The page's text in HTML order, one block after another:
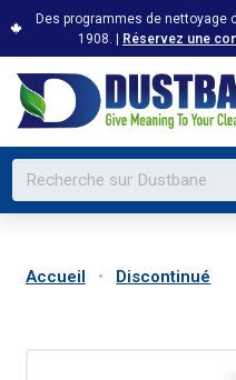
Des programmes de nettoyage
1908. | Réservez une
Accueil Discontinué